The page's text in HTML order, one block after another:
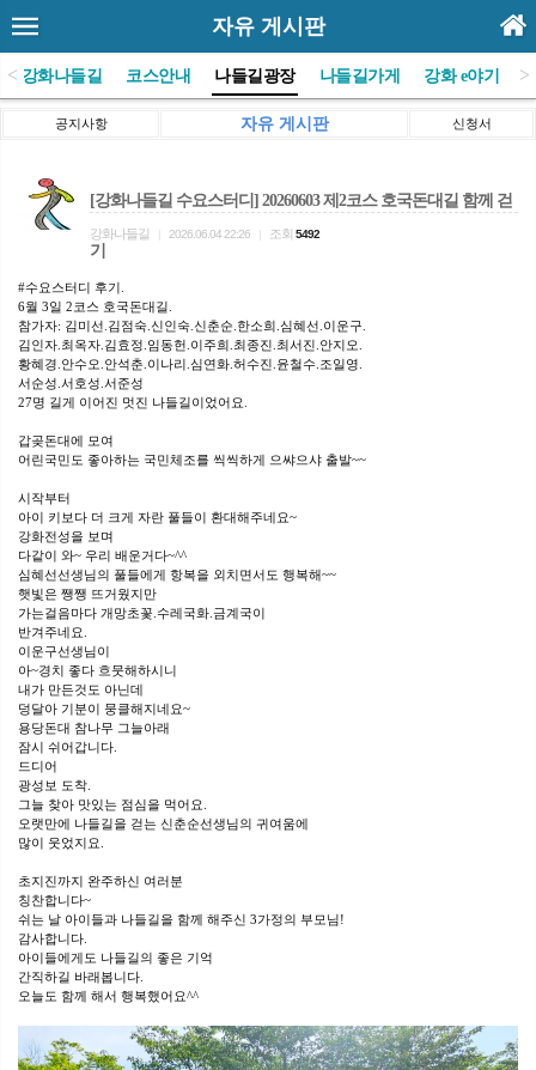
자유 게시판
<)강화나들길 코스안내 나들길광장 나들길가게 강화 e야기 >
공지사항 자유 게시판 신청서
[강화나들길 수요스터디] 20260603 제2코스 호국돈대길 함께 걷
기
강화나들길 2026.06.04 22:26 조회 5492
#수요스터디 후기.
6월 3일 2코스 호국돈대길.
참가자: 김미선.김점숙.신인숙.신춘순.한소희.심혜선.이운구.
김인자.최옥자.김효정.임동헌.이주희.최종진.최서진.안지오.
황혜경.안수오.안석춘.이나리.심연화.허수진.윤철수.조일영.
서순성.서호성.서준성
27명 길게 이어진 멋진 나들길이었어요.
갑곶돈대에 모여
어린국민도 좋아하는 국민체조를 씩씩하게 으쌰으샤 출발~~
시작부터
아이 키보다 더 크게 자란 풀들이 환대해주네요~
강화전성을 보며
다같이 와~ 우리 배운거다~^^
심혜선선생님의 풀들에게 항복을 외치면서도 행복해~~
햇빛은 쨍쨍 뜨거웠지만
가는걸음마다 개망초꽃.수레국화.금계국이
반겨주네요.
이운구선생님이
아~경치 좋다 흐뭇해하시니
내가 만든것도 아닌데
덩달아 기분이 뭉클해지네요~
용당돈대 참나무 그늘아래
잠시 쉬어갑니다.
드디어
광성보 도착.
그늘 찾아 맛있는 점심을 먹어요.
오랫만에 나들길을 걷는 신춘순선생님의 귀여움에
많이 웃었지요.
초지진까지 완주하신 여러분
칭찬합니다~
쉬는 날 아이들과 나들길을 함께 해주신 3가정의 부모님!
감사합니다.
아이들에게도 나들길의 좋은 기억
간직하길 바래봅니다.
오늘도 함께 해서 행복했어요^^